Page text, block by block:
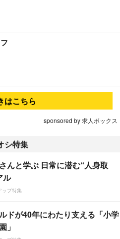
はこちら
sponsored by 求人ボックス
シ特集
んと学ぶ 日常に潜む“人身取
ル
ップ特集
ドが40年にわたり支える「小学
」